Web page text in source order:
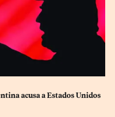
acusa a Estados Unidos